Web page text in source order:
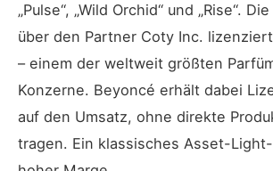
„Pulse“, „Wild Orchid“ und „Rise“.
über den Partner Coty Inc.
– einem der weltweit größten
Konzerne. Beyoncé erhält dabei
auf den Umsatz, ohne direkte
tragen. Ein klassisches Asset-